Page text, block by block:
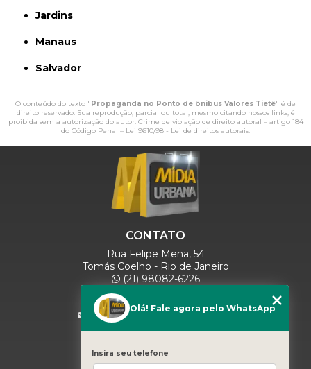
Jardins
Manaus
Salvador
O conteúdo do texto " Propaganda no Ponto de ônibus Valores Tietê" é de
direito reservado. Sua reprodução, parcial ou total, mesmo citando nossos links, é
proibida sem a autorização do autor. Crime de violação de direito autoral – artigo 184
do Código Penal – Lei 9610/98 - Lei de direitos autorais.
CONTATO
Rua Felipe Mena, 54
Tomás Coelho - Rio de Janeiro
(21) 98082-6226
(21) 97280-9600
(11) 93071-5918
comercialmidiaurbana@gmail.com
Olá! Fale agora pelo WhatsApp
Insira seu telefone